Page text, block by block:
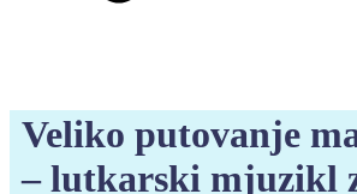
Veliko putovanje
– lutkarski mjuzikl